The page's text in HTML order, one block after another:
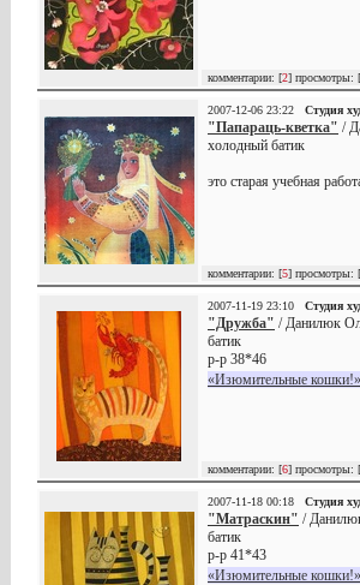
комментарии: [2] просмотры: [
2007-12-06 23:22 Студия
"Папараць-кветка" /
холодный батик
это старая учебная
комментарии: [5] просмотры: [
2007-11-19 23:10 Студия
"Дружба" / Данилюк
батик
р-р 38*46
«Изюмительные
комментарии: [6] просмотры: [
2007-11-18 00:18 Студия
"Матраскин" /
батик
р-р 41*43
«Изюмительные